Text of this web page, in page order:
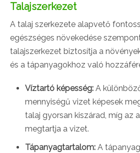
Talajszerkezet
A talaj szerkezete alapvető
egészséges növekedése
talajszerkezet biztosítja a
és a tápanyagokhoz való
Víztartó képesség: A
mennyiségű vizet képesek
talaj gyorsan kiszárad, míg az
megtartja a vizet.
Tápanyagtartalom: A